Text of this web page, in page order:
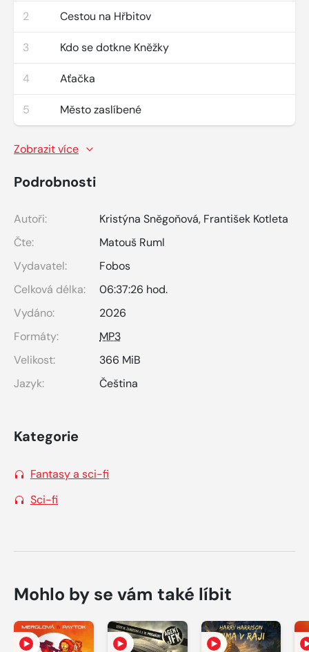
2 Cestou na Hřbitov
3 Kdo se dotkne Kněžky
4 Aťačka
5 Město zaslíbené
Zobrazit více
Podrobnosti
Autoři: Kristýna Sněgoňová, František Kotleta
Čte:
Matouš Ruml
Vydavatel:
Fobos
Celková délka:
06:37:26 hod.
Vydáno:
2026
Formáty:
MP3
Velikost:
366 MiB
Jazyk:
Čeština
Kategorie
Fantasy a sci-fi
Sci-fi
Mohlo by se vám také líbit